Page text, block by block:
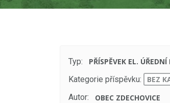
Typ:
PŘÍSPĚVEK EL. ÚŘEDNÍ
Kategorie příspěvku:
BEZ
Autor:
OBEC ZDECHOVICE